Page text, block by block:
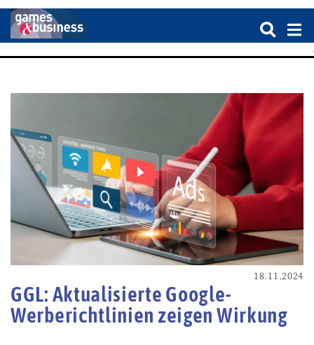
18.11.2024
GGL: Aktualisierte Google-
Werberichtlinien zeigen Wirkung